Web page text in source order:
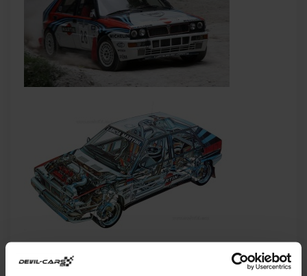
Zupełnie inna filozofia budowy tego auta spowodowała